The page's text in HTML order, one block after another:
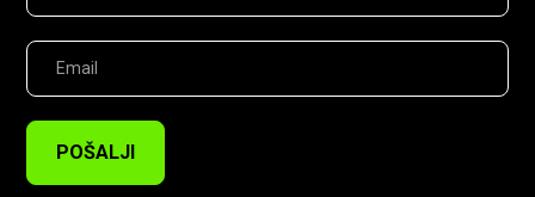
POŠALJI